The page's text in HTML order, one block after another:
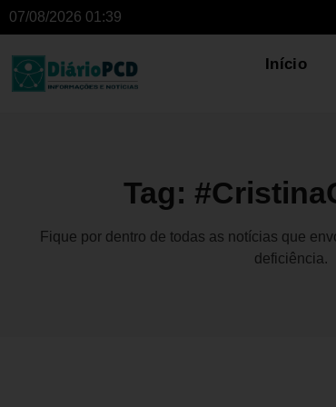
07/08/2026 01:39
Início
Tag:
Fique por dentro de todas as notícias que
deficiência.